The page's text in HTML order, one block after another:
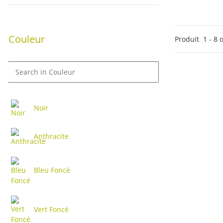
Produit 1 - 8
Couleur
Noir
Anthracite
Bleu Foncé
Vert Foncé